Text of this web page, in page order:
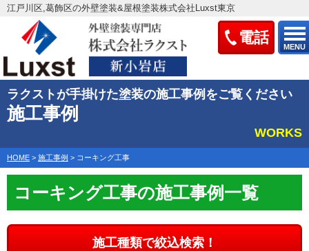
電話
MENU
江戸川区,葛飾区の外壁塗装&屋根塗装株式会社Luxst東京
ラクストが手掛けた塗装の施工事例をご覧ください
施工事例
WORKS
HOME > 施工事例 > コーキング工事
コーキング工事の施工事例一覧
施工種類で絞込検索！